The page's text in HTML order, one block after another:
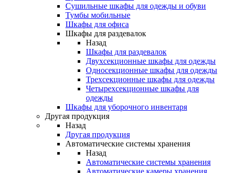
Сушильные шкафы для одежды и обуви
Тумбы мобильные
Шкафы для офиса
Шкафы для раздевалок
Назад
Шкафы для раздевалок
Двухсекционные шкафы для одежды
Односекционные шкафы для одежды
Трехсекционные шкафы для одежды
Четырехсекционные шкафы для
одежды
Шкафы для уборочного инвентаря
Другая продукция
Назад
Другая продукция
Автоматические системы хранения
Назад
Автоматические системы хранения
Автоматические камеры хранения